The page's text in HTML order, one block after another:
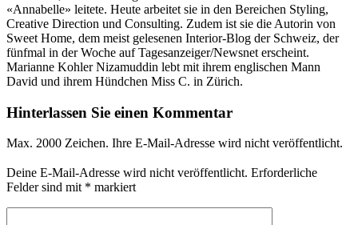
«Annabelle» leitete. Heute arbeitet sie in den Bereichen Styling,
Creative Direction und Consulting. Zudem ist sie die Autorin von
Sweet Home, dem meist gelesenen Interior-Blog der Schweiz, der
fünfmal in der Woche auf Tagesanzeiger/Newsnet erscheint.
Marianne Kohler Nizamuddin lebt mit ihrem englischen Mann
David und ihrem Hündchen Miss C. in Zürich.
Hinterlassen Sie einen Kommentar
Max. 2000 Zeichen. Ihre E-Mail-Adresse wird nicht veröffentlicht.
Deine E-Mail-Adresse wird nicht veröffentlicht. Erforderliche
Felder sind mit * markiert